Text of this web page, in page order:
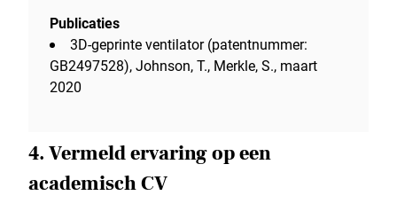
Publicaties
3D-geprinte ventilator (patentnummer:
GB2497528), Johnson, T., Merkle, S., maart
2020
4. Vermeld ervaring op een
academisch CV